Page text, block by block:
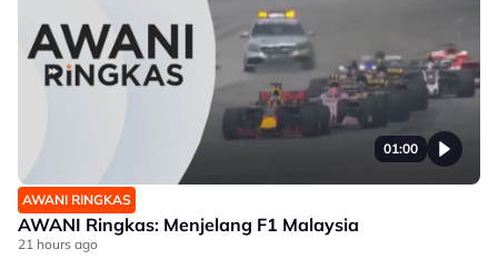
01:00
AWANI RINGKAS
AWANI Ringkas: Menjelang F1 Malaysia
21 hours ago